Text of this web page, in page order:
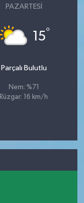
PAZARTESI
15°
Parçalı Bulutlu
Nem: %71
Rüzgar: 16 km/h